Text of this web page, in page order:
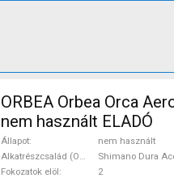
ORBEA Orbea Orca
nem használt ELADÓ
Állapot
nem használt
Alkatrészcsalád (Outi)
Shimano Dura
Fokozatok elöl
2